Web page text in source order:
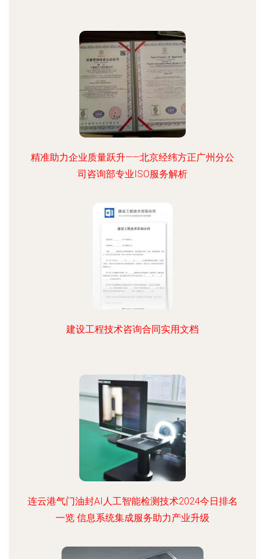
精准助力企业质量跃升——北京经纬方正广州分公
司咨询部专业ISO服务解析
建设工程技术咨询合同实用文档
连云港气门油封AI人工智能检测技术2024今日排名
一览 信息系统集成服务助力产业升级